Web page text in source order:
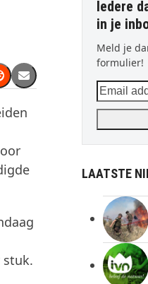
stuk.
Iedere
in je
Meld je
formulier!
Email
address
LAATSTE